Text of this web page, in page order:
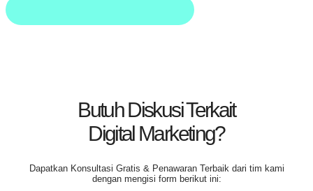
Butuh Diskusi Terkait
Digital Marketing?
Dapatkan Konsultasi Gratis & Penawaran Terbaikdari tim kami
dengan mengisi form berikut ini: